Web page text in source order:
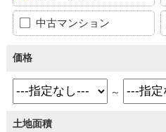
中古マンション
価格
～
土地面積